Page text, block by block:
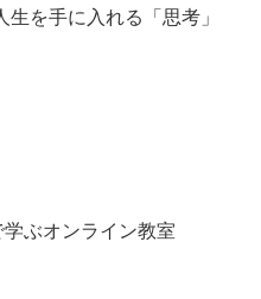
を手に入れる「思考」
ぶオンライン教室